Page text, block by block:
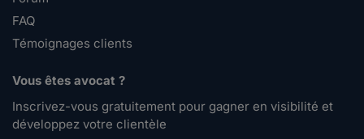
FAQ
Témoignages clients
Vous êtes avocat ?
Inscrivez-vous gratuitement pour gagner en visibilité et
développez votre clientèle